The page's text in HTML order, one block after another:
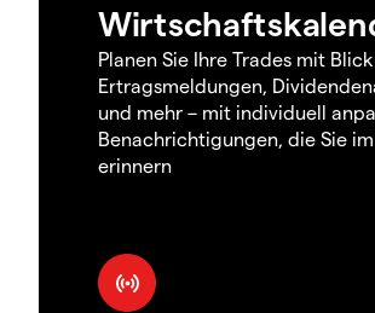
Planen Sie Ihre Trades mit
Ertragsmeldungen,
und mehr – mit individuell
Benachrichtigungen, die Sie
erinnern